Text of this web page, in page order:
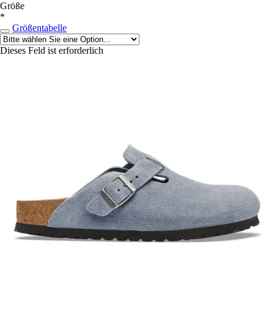
Größe
*
Größentabelle
Dieses Feld ist erforderlich